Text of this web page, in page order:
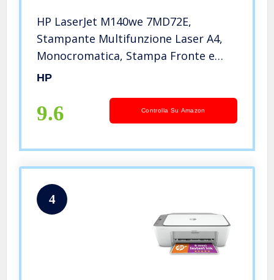
HP LaserJet M140we 7MD72E,
Stampante Multifunzione Laser A4,
Monocromatica, Stampa Fronte e
Retro Manuale in b/n, 20 ppm, Wi-Fi,
Instant Ink incluso con HP+, Bianca
HP
9.6 Controlla Su Amazon
4